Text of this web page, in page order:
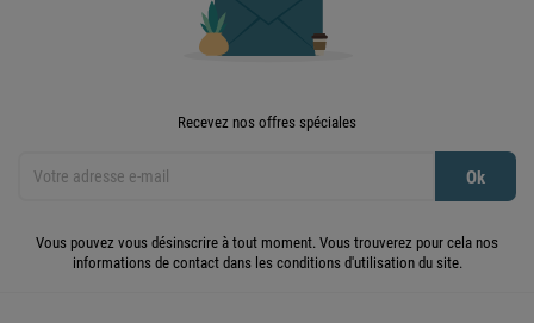
Recevez nos offres spéciales
Vous pouvez vous désinscrire à tout moment. Vous trouverez pour cela nos
informations de contact dans les conditions d'utilisation du site.